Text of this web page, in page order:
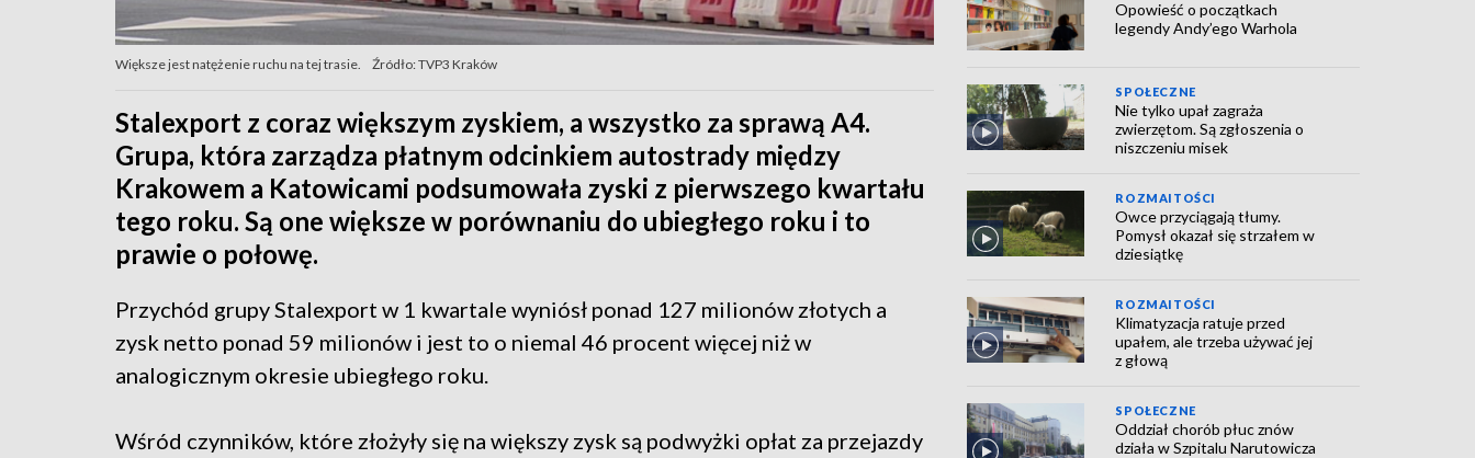
Większe jest natężenie ruchu na tej trasie. Źródło: TVP3 Kraków
Stalexport z coraz większym zyskiem, a wszystko za sprawą A4.
Grupa, która zarządza płatnym odcinkiem autostrady między
Krakowem a Katowicami podsumowała zyski z pierwszego kwartału
tego roku. Są one większe w porównaniu do ubiegłego roku i to
prawie o połowę.
Przychód grupy Stalexport w 1 kwartale wyniósł ponad 127 milionów złotych a
zysk netto ponad 59 milionów i jest to o niemal 46 procent więcej niż w
analogicznym okresie ubiegłego roku.
Wśród czynników, które złożyły się na większy zysk są podwyżki opłat za przejazdy
Opowieść o początkach
legendy Andy’ego Warhola
SPOŁECZNE
Nie tylko upał zagraża
zwierzętom. Są zgłoszenia o
niszczeniu misek
ROZMAITOŚCI
Owce przyciągają tłumy.
Pomysł okazał się strzałem w
dziesiątkę
ROZMAITOŚCI
Klimatyzacja ratuje przed
upałem, ale trzeba używać jej
z głową
SPOŁECZNE
Oddział chorób płuc znów
działa w Szpitalu Narutowicza